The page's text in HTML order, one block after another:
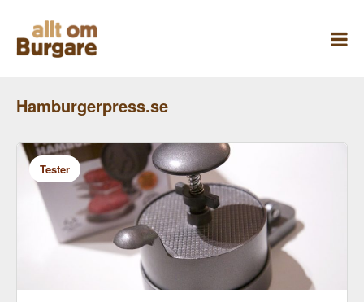
innehåll
Hamburgerpress.se
Tester